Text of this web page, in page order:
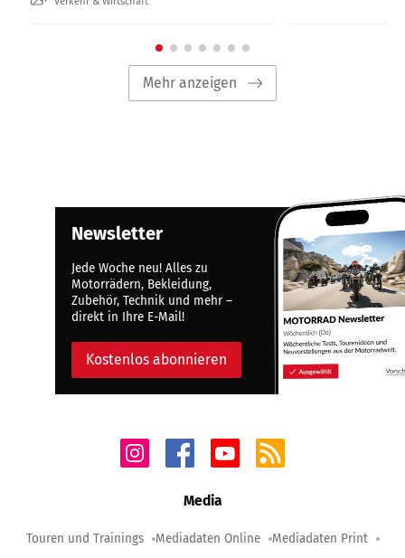
Mehr anzeigen
Newsletter
Jede Woche neu! Alles zu
Motorrädern, Bekleidung,
Zubehör, Technik und mehr –
direkt in Ihre E-Mail!
Kostenlos abonnieren
Media
Touren und Trainings Mediadaten Online Mediadaten Print